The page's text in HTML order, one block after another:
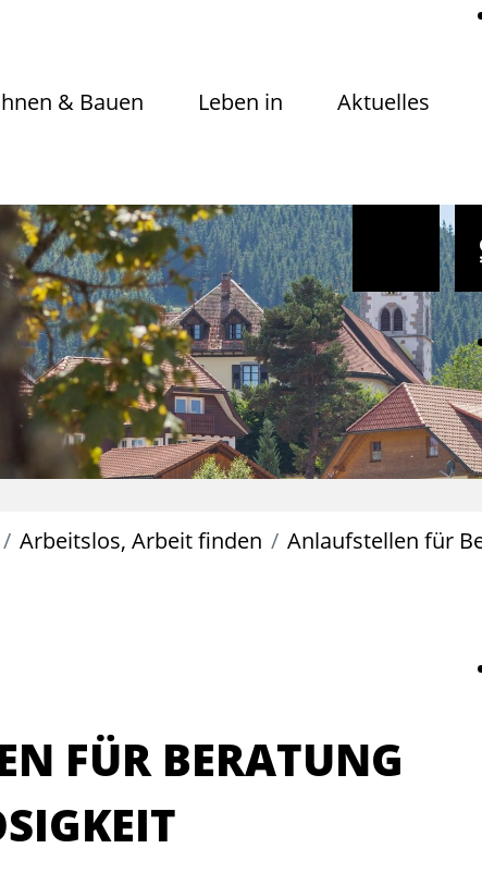
& Bauen Leben in Aktuelles
Arbeitslos, Arbeit finden Anlaufstellen für
FÜR BERATUNG